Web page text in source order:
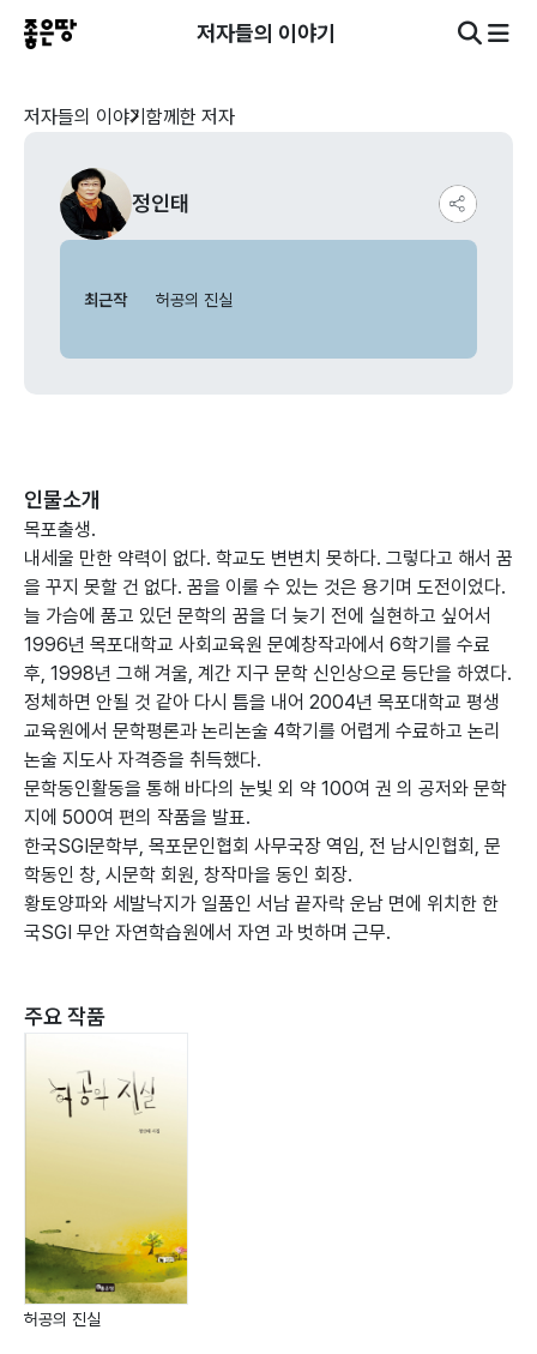
저자들의 이야기
저자들의 이야기 함께한 저자
정인태
최근작 허공의 진실
인물소개
목포출생.
내세울 만한 약력이 없다. 학교도 변변치 못하다. 그렇다고 해서 꿈
을 꾸지 못할 건 없다. 꿈을 이룰 수 있는 것은 용기며 도전이었다.
늘 가슴에 품고 있던 문학의 꿈을 더 늦기 전에 실현하고 싶어서
1996년 목포대학교 사회교육원 문예창작과에서 6학기를 수료
후, 1998년 그해 겨울, 계간 지구 문학 신인상으로 등단을 하였다.
정체하면 안될 것 같아 다시 틈을 내어 2004년 목포대학교 평생
교육원에서 문학평론과 논리논술 4학기를 어렵게 수료하고 논리
논술 지도사 자격증을 취득했다.
문학동인활동을 통해 바다의 눈빛 외 약 100여 권 의 공저와 문학
지에 500여 편의 작품을 발표.
한국SGI문학부, 목포문인협회 사무국장 역임, 전 남시인협회, 문
학동인 창, 시문학 회원, 창작마을 동인 회장.
황토양파와 세발낙지가 일품인 서남 끝자락 운남 면에 위치한 한
국SGI 무안 자연학습원에서 자연 과 벗하며 근무.
주요 작품
허공의 진실